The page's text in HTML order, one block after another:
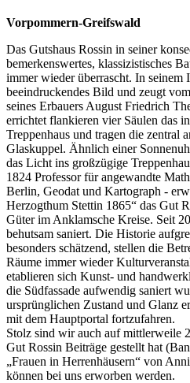
Vorpommern-Greifswald
Das Gutshaus Rossin in seiner
bemerkenswertes, klassizistisches
immer wieder überrascht. In seinem
beeindruckendes Bild und zeugt
seines Erbauers August Friedrich
errichtet flankieren vier Säulen das
Treppenhaus und tragen die zentral
Glaskuppel. Ähnlich einer
das Licht ins großzügige
1824 Professor für angewandte
Berlin, Geodat und Kartograph -
Herzogthum Stettin 1865“ das Gut
Güter im Anklamsche Kreise. Seit
behutsam saniert. Die Historie
besonders schätzend, stellen die
Räume immer wieder
etablieren sich Kunst- und
die Südfassade aufwendig saniert
ursprünglichen Zustand und Glanz
mit dem Hauptportal fortzufahren.
Stolz sind wir auch auf mittlerweile
Gut Rossin Beiträge gestellt hat
„Frauen in Herrenhäusern“ von
können bei uns erworben werden.